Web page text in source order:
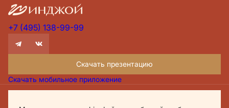
+7 (495) 138-99-99
Скачать презентацию
Скачать мобильное приложение